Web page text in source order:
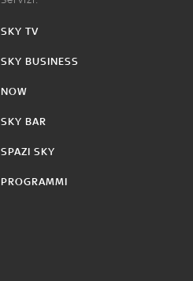
SKY TV
SKY BUSINESS
NOW
SKY BAR
SPAZI SKY
PROGRAMMI